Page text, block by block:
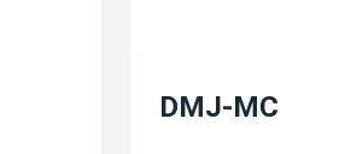
DMJ-MC